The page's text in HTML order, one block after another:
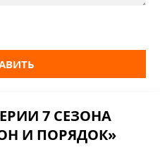
7 СЕЗОНА
И ПОРЯДОК»